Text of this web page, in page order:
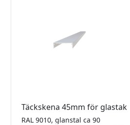
Täckskena 45mm för glastak
RAL 9010, glanstal ca 90